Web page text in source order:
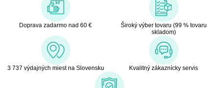
Doprava zadarmo nad 60 €
Široký výber tovaru (99 % tovaru
skladom)
3 737 výdajných miest na Slovensku Kvalitný zákaznícky servis